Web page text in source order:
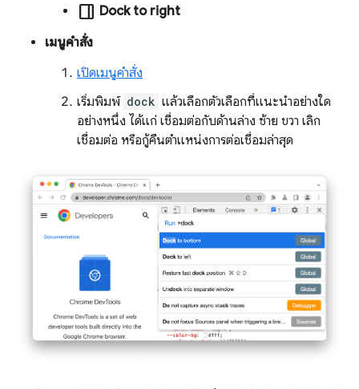
dock_to_left Dock to right
เมนูคำสั่ง
เปิดเมนูคำสั่ง
เริ่มพิมพ์ dock แล้วเลือกตัวเลือกที่แนะนำอย่างใด
อย่างหนึ่ง ได้แก่ เชื่อมต่อกับด้านล่าง ซ้าย ขวา เลิก
เชื่อมต่อ หรือกู้คืนตำแหน่งการต่อเชื่อมล่าสุด